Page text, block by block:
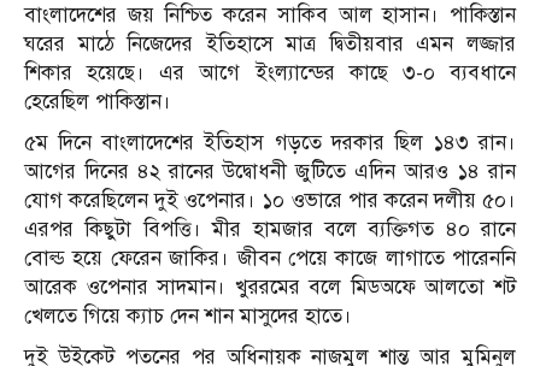
বাংলাদেশের জয় নিশ্চিত করেন সাকিব আল হাসান। পাকিস্তান
ঘরের মাঠে নিজেদের ইতিহাসে মাত্র দ্বিতীয়বার এমন লজ্জার
শিকার হয়েছে। এর আগে ইংল্যান্ডের কাছে ৩-০ ব্যবধানে
হেরেছিল পাকিস্তান।
৫ম দিনে বাংলাদেশের ইতিহাস গড়তে দরকার ছিল ১৪৩ রান।
আগের দিনের ৪২ রানের উদ্বোধনী জুটিতে এদিন আরও ১৪ রান
যোগ করেছিলেন দুই ওপেনার। ১০ ওভারে পার করেন দলীয় ৫০।
এরপর কিছুটা বিপত্তি। মীর হামজার বলে ব্যক্তিগত ৪০ রানে
বোল্ড হয়ে ফেরেন জাকির। জীবন পেয়ে কাজে লাগাতে পারেননি
আরেক ওপেনার সাদমান। খুররমের বলে মিডঅফে আলতো শট
খেলতে গিয়ে ক্যাচ দেন শান মাসুদের হাতে।
দুই উইকেট পতনের পর অধিনায়ক নাজমুল শান্ত আর মুমিনুল